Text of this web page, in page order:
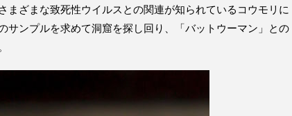
まざまな致死性ウイルスとの関連が知られているコウモリに
サンプルを求めて洞窟を探し回り、「バットウーマン」との